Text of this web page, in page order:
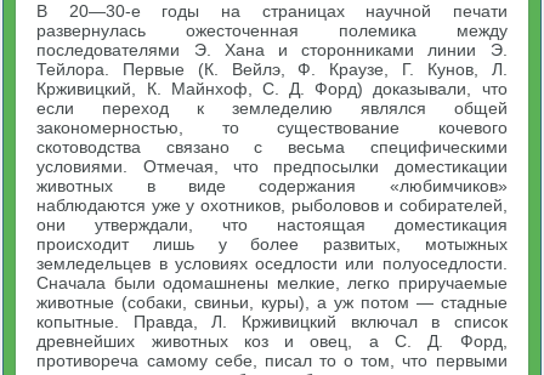
В 20—30-е годы на страницах научной печати
развернулась ожесточенная полемика между
последователями Э. Хана и сторонниками линии Э.
Тейлора. Первые (К. Вейлэ, Ф. Краузе, Г. Кунов, Л.
Крживицкий, К. Майнхоф, С. Д. Форд) доказывали, что
если переход к земледелию являлся общей
закономерностью, то существование кочевого
скотоводства связано с весьма специфическими
условиями. Отмечая, что предпосылки доместикации
животных в виде содержания «любимчиков»
наблюдаются уже у охотников, рыболовов и собирателей,
они утверждали, что настоящая доместикация
происходит лишь у более развитых, мотыжных
земледельцев в условиях оседлости или полуоседлости.
Сначала были одомашнены мелкие, легко приручаемые
животные (собаки, свиньи, куры), а уж потом — стадные
копытные. Правда, Л. Крживицкий включал в список
древнейших животных коз и овец, а С. Д. Форд,
противореча самому себе, писал то о том, что первыми